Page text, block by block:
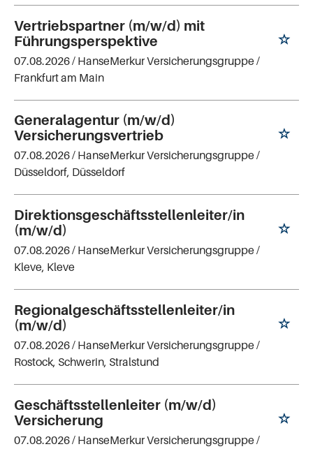
Vertriebspartner (m/w/d) mit
Führungsperspektive
07.08.2026 / HanseMerkur Versicherungsgruppe/
Frankfurt am Main
Generalagentur (m/w/d)
Versicherungsvertrieb
07.08.2026 / HanseMerkur Versicherungsgruppe/
Düsseldorf, Düsseldorf
Direktionsgeschäftsstellenleiter/in
(m/w/d)
07.08.2026 / HanseMerkur Versicherungsgruppe/
Kleve, Kleve
Regionalgeschäftsstellenleiter/in
(m/w/d)
07.08.2026 / HanseMerkur Versicherungsgruppe/
Rostock, Schwerin, Stralstund
Geschäftsstellenleiter (m/w/d)
Versicherung
07.08.2026 / HanseMerkur Versicherungsgruppe/